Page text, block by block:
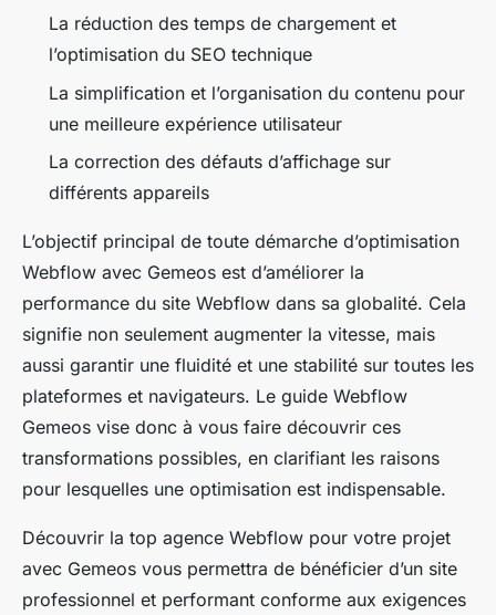
La réduction des temps de chargement et
l’optimisation du SEO technique
La simplification et l’organisation du contenu pour
une meilleure expérience utilisateur
La correction des défauts d’affichage sur
différents appareils
L’objectif principal de toute démarche d’optimisation
Webflow avec Gemeos est d’améliorer la
performance du site Webflow dans sa globalité. Cela
signifie non seulement augmenter la vitesse, mais
aussi garantir une fluidité et une stabilité sur toutes les
plateformes et navigateurs. Le guide Webflow
Gemeos vise donc à vous faire découvrir ces
transformations possibles, en clarifiant les raisons
pour lesquelles une optimisation est indispensable.
Découvrir la top agence Webflow pour votre projet
avec Gemeos vous permettra de bénéficier d’un site
professionnel et performant conforme aux exigences